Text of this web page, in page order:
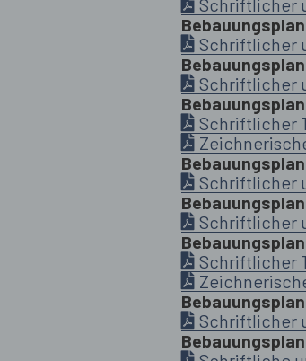
Schriftlicher
Schriftlicher
Schriftlicher
Schriftlicher
Schriftlicher
Schriftlicher
Schriftlicher